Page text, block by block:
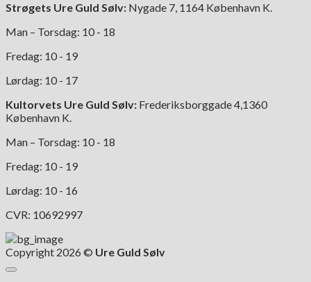
Strøgets Ure Guld Sølv: Nygade 7, 1164 København K.
Man – Torsdag: 10 - 18
Fredag: 10 - 19
Lørdag: 10 - 17
Kultorvets Ure Guld Sølv: Frederiksborggade 4,1360
København K.
Man – Torsdag: 10 - 18
Fredag: 10 - 19
Lørdag: 10 - 16
CVR: 10692997
Copyright 2026 © Ure Guld Sølv